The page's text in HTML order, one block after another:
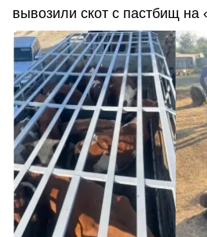
вывозили скот с пастбищ на